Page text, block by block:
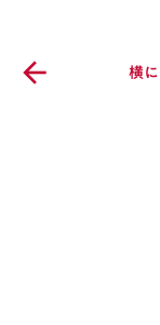
arrow_back 横